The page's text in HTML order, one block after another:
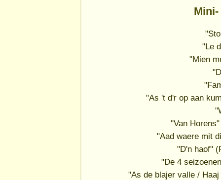
"Le
"Mien
"As 't d'r op aan
"Van
"Aad waere mit
"D'n haof"
"De 4
"As de blajer valle /